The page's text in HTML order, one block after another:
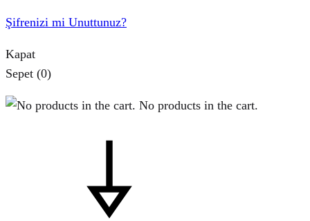
Şifrenizi mi Unuttunuz?
Kapat
Sepet (0)
No products in the cart.